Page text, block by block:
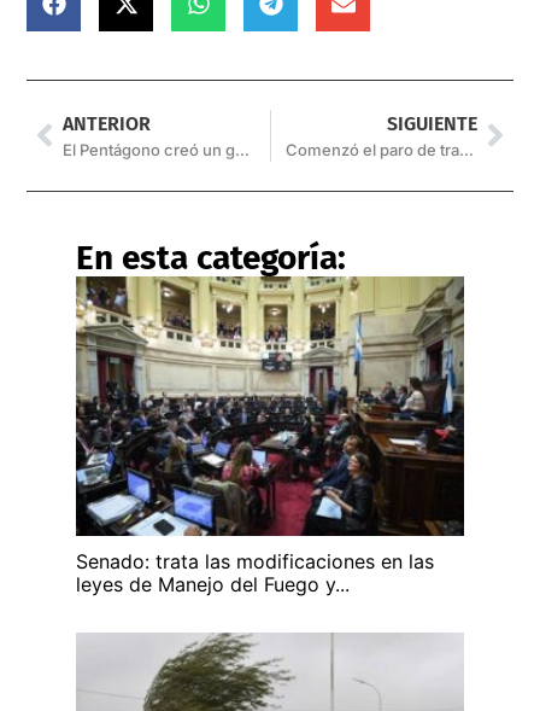
ANTERIOR
El Pentágono creó un grupo especial para investigar ovnis
SIGUIENTE
Comenzó el paro de transportistas
En esta categoría:
Senado: trata las modificaciones en las
leyes de Manejo del Fuego y...